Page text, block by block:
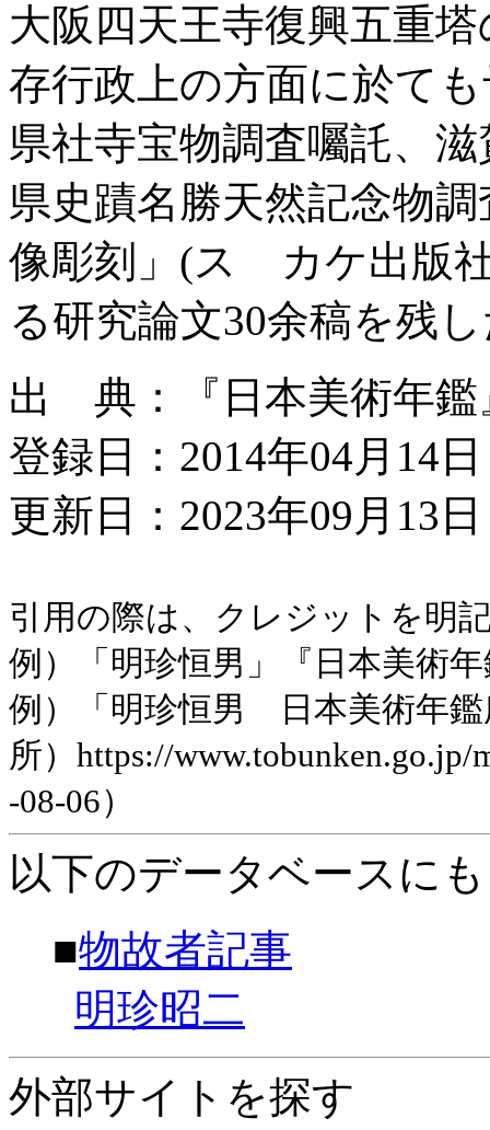
大阪四天王寺復興五重
存行政上の方面に於て
県社寺宝物調査囑託、
県史蹟名勝天然記念物
像彫刻」(スゞカケ出版
る研究論文30余稿を残
出 典：『日本美術年鑑
登録日：2014年04月14日
更新日：2023年09月13
引用の際は、クレジットを明
例）「明珍恒男」『日本美術
例）「明珍恒男 日本美術年鑑
所）https://
-08-06）
以下のデータベースに
■物故者記事
明珍昭二
外部サイトを探す